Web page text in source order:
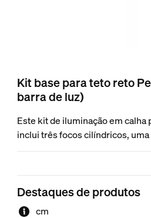
Kit base para teto reto
barra de luz)
Este kit de iluminação em
inclui três focos cilíndricos,
uma calha de 1 metro, uma
Destaques de produtos
cm